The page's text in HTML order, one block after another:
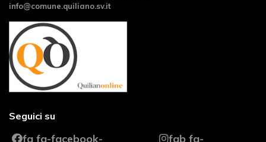
info@comune.quiliano.sv.it
Seguici su
fa fa-facebook- fab fa-